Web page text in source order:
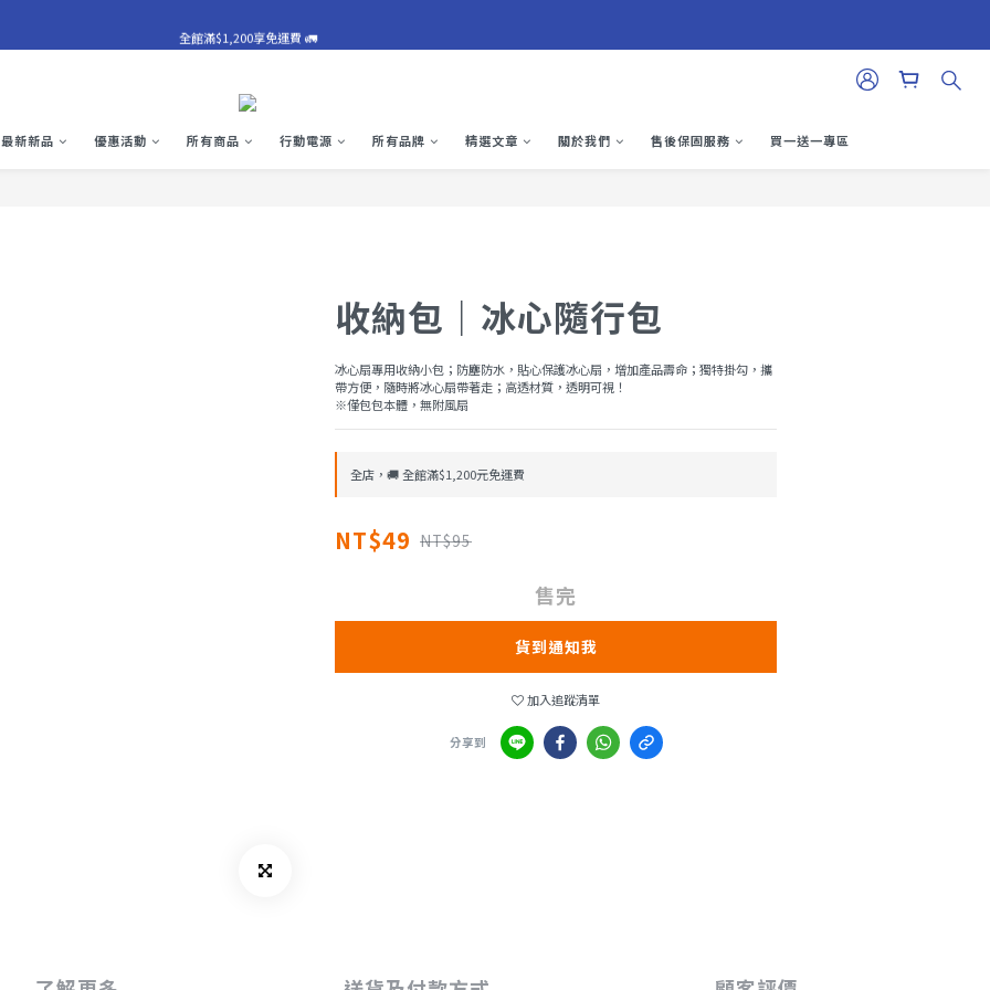
最新新品 優惠活動 所有商品 行動電源 所有品牌 精選文章 關於我們 售後保固服務 買一送一專區
收納包｜冰心隨行包
冰心扇專用收納小包；防塵防水，貼心保護冰心扇，增加產品壽命；獨特掛勾，攜
帶方便，隨時將冰心扇帶著走；高透材質，透明可視！
※僅包包本體，無附風扇
全店，🚚 全館滿$1,200元免運費
NT$49 NT$95
售完
貨到通知我
加入追蹤清單
分享到